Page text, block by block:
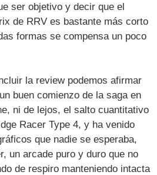
ser objetivo y decir que el
de RRV es bastante más corto
formas se compensa un poco
la review podemos afirmar
buen comienzo de la saga en
ni de lejos, el salto cuantitativo
Racer Type 4, y ha venido
que nadie se esperaba,
un arcade puro y duro que no
de respiro manteniendo intacta